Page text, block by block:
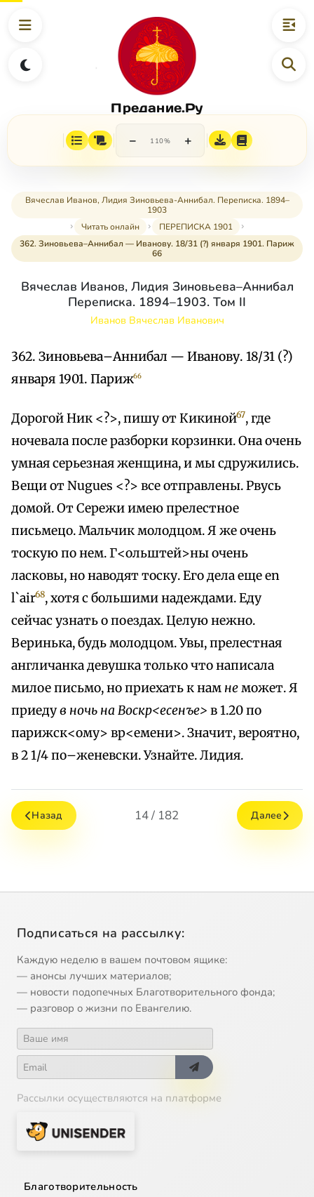
Предание.Ру
− 110% +
Вячеслав Иванов, Лидия Зиновьева-Аннибал. Переписка. 1894–
1903
Читать онлайн
ПЕРЕПИСКА 1901
362. Зиновьева–Аннибал — Иванову. 18/31 (?) января 1901. Париж
66
Вячеслав Иванов, Лидия Зиновьева–Аннибал
Переписка. 1894–1903. Том II
Иванов Вячеслав Иванович
362. Зиновьева–Аннибал — Иванову. 18/31 (?)
января 1901. Париж66
Дорогой Ник <?>, пишу от Кикиной67, где
ночевала после разборки корзинки. Она очень
умная серьезная женщина, и мы сдружились.
Вещи от Nugues <?> все отправлены. Рвусь
домой. От Сережи имею прелестное
письмецо. Мальчик молодцом. Я же очень
тоскую по нем. Г<ольштей>ны очень
ласковы, но наводят тоску. Его дела еще en
l`air68, хотя с большими надеждами. Еду
сейчас узнать о поездах. Целую нежно.
Веринька, будь молодцом. Увы, прелестная
англичанка девушка только что написала
милое письмо, но приехать к нам неможет. Я
приедув ночь на Воскр<есенъе> в 1.20 по
парижск<ому> вр<емени>. Значит, вероятно,
в 2 1/4 по–женевски. Узнайте. Лидия.
Назад 14 / 182 Далее
Подписаться на рассылку:
Каждую неделю в вашем почтовом ящике:
— анонсы лучших материалов;
— новости подопечных Благотворительного фонда;
— разговор о жизни по Евангелию.
Рассылки осуществляются на платформе
Благотворительность